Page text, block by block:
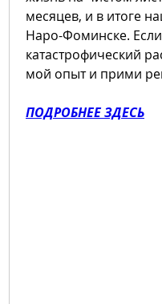
месяцев, и в итоге
Наро-Фоминске. Если
катастрофический
мой опыт и прими
ПОДРОБНЕЕ ЗДЕСЬ